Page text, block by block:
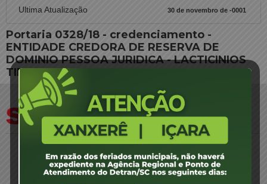
Ultima Atualização 30 de novembro de -0001
Portaria 0328/18 - credenciamento -
ENTIDADE CREDORA DE RESERVA DE
DOMINIO PESSOA JURIDICA - LACTICINIOS
TIROL LTDA